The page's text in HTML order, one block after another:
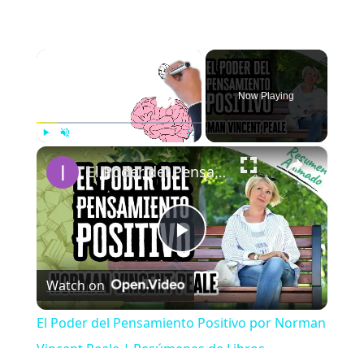
Unmute Fullscreen
Now Playing
×
Play
Video
El Poder del Pensamiento Positivo por Norman Vincent Peale | Resúmenes de Libros
Watch on
El Poder del Pensamiento Positivo por Norman